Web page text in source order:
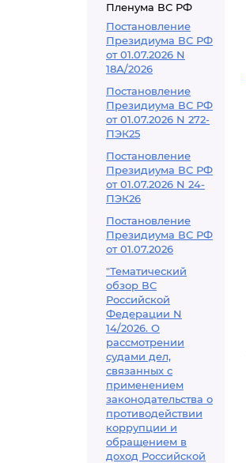
Пленума ВС РФ
Постановление
Президиума ВС РФ
от 01.07.2026 N
18А/2026
Постановление
Президиума ВС РФ
от 01.07.2026 N 272-
ПЭК25
Постановление
Президиума ВС РФ
от 01.07.2026 N 24-
ПЭК26
Постановление
Президиума ВС РФ
от 01.07.2026
"Тематический
обзор ВС
Российской
Федерации N
14/2026. О
рассмотрении
судами дел,
связанных с
применением
законодательства о
противодействии
коррупции и
обращением в
доход Российской